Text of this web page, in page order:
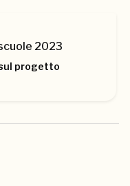
2023
progetto